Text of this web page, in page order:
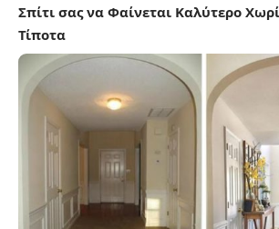
Σπίτι σας να Φαίνεται Καλύτερο
Τίποτα